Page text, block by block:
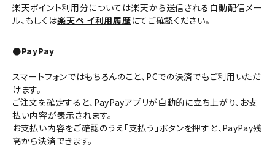
楽天ポイント利用分については楽天から送信される自動配信メー
ル、もしくは楽天ペ イ利用履歴にてご確認ください。
●PayPay
スマートフォンではもちろんのこと、PCでの決済でもご利用いただ
けます。
ご注文を確定すると、PayPayアプリが自動的に立ち上がり、お支
払い内容が表示されます。
お支払い内容をご確認のうえ「支払う」ボタンを押すと、PayPay残
高から決済できます。